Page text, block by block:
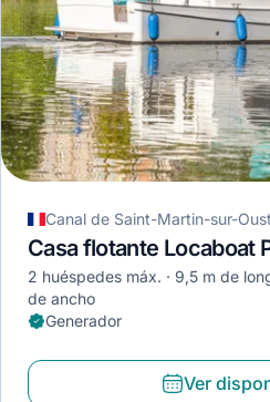
2 huéspedes máx. 9,5 m de
de ancho
Generador
Ver